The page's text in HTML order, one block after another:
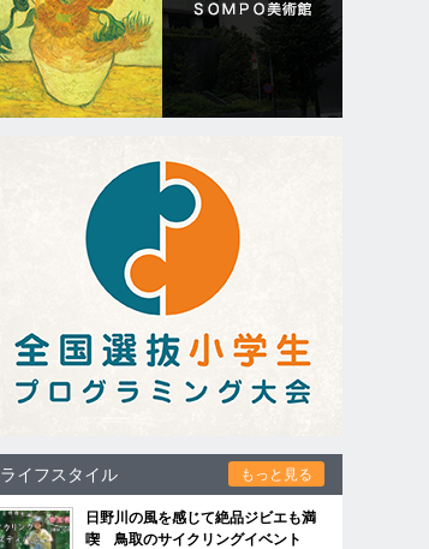
ライフスタイル もっと見る
日野川の風を感じて絶品ジビエも満
喫 鳥取のサイクリングイベント